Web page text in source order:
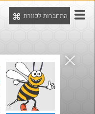
התחברות לכוורת
Amazon